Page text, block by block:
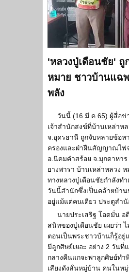
'หลวงปู่เดือนชัย' ถู
หมาย ชาวบ้านแฉ
พลัง
วันนี้ (16 มี.ค.65) ผู้สื่อข่
เจ้าสำนักสงฆ์ที่บ้านเหล่าห
จ.อุดรธานี ถูกจับหลายข้อห
ครองและฝ่าฝืนสัญญาณไฟจ
อ.นิคมคำสร้อย จ.มุกดาหา
ยางพารา บ้านเหล่าหลวง
ทางหลวงปู่เดือนชัยกำลังท
วันนี้สำนักซึ่งเป็นคล้ายบ้า
อยู่แม้แต่คนเดียว ประตูสำ
นายประเสริฐ โอดมั่น อ
สนิทของปู่เดือนชัย เผยว่า
ตอนเป็นพระชาวบ้านก็รู้อยู่
มีลูกศิษย์เยอะ อย่าง 2 วันที่
กลางคืนแกจะพาลูกศิษย์ทำ
เสียงดังลั่นหมู่บ้าน คนในห